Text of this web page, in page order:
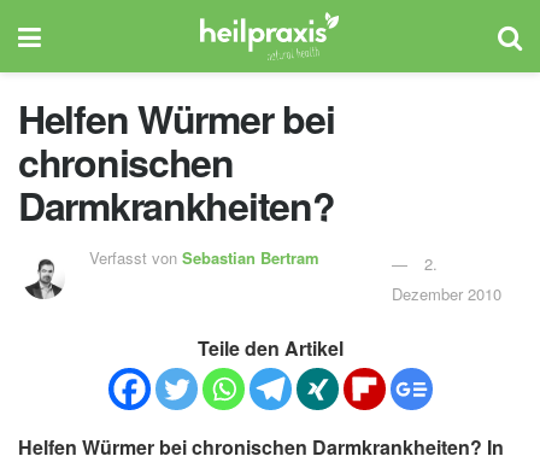
Helfen Würmer bei
chronischen
Darmkrankheiten?
Verfasst vonSebastian Bertram
2.
Dezember 2010
Teile den Artikel
Helfen Würmer bei chronischen Darmkrankheiten? In